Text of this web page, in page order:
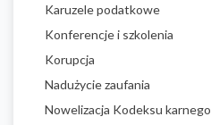
Karuzele podatkowe
Konferencje i szkolenia
Korupcja
Nadużycie zaufania
Nowelizacja Kodeksu karnego